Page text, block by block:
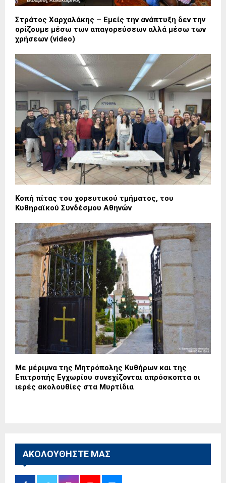
Στράτος Χαρχαλάκης – Εμείς την ανάπτυξη δεν την
ορίζουμε μέσω των απαγορεύσεων αλλά μέσω των
χρήσεων (video)
Κοπή πίτας του χορευτικού τμήματος, του
Κυθηραϊκού Συνδέσμου Αθηνών
Με μέριμνα της Μητρόπολης Κυθήρων και της
Επιτροπής Εγχωρίου συνεχίζονται απρόσκοπτα οι
ιερές ακολουθίες στα Μυρτίδια
ΑΚΟΛΟΥΘΗΣΤΕ ΜΑΣ